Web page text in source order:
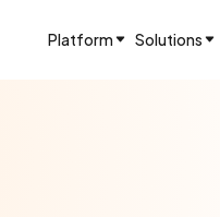
Platform Solutions